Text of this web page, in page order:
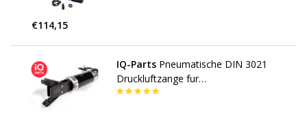
€114,15
IQ-Parts Pneumatische DIN 3021
Druckluftzange fur
Federbandschellen